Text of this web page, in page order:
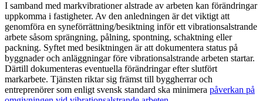
I samband med markvibrationer alstrade av arbeten kan förändringar
uppkomma i fastigheter. Av den anledningen är det viktigt att
genomföra en syneförrättning/besiktning inför ett vibrationsalstrande
arbete såsom sprängning, pålning, spontning, schaktning eller
packning. Syftet med besiktningen är att dokumentera status på
byggnader och anläggningar före vibrationsalstrande arbeten startar.
Därtill dokumenteras eventuella förändringar efter slutfört
markarbete. Tjänsten riktar sig främst till byggherrar och
entreprenörer som enligt svensk standard ska minimera påverkan på